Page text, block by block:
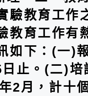
驗教育工作
教育工作有
如下：(一)
止。(二)培
2月，計十